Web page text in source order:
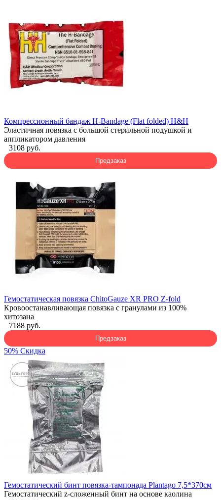
Компрессионный бандаж H-Bandage (Flat folded) H&H
Эластичная повязка с большой стерильной подушкой и
аппликатором давления
3108 руб.
Предзаказ
Гемостатическая повязка ChitoGauze XR PRO Z-fold
Кровоостанавливающая повязка с гранулами из 100%
хитозана
7188 руб.
Предзаказ
50% Скидка
Гемостатический бинт повязка-тампонада Plantago 7,5*370см
Гемостатический z-сложенный бинт на основе каолина